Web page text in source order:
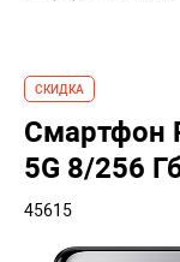
СКИДКА
Смартфон
5G 8/256
45615